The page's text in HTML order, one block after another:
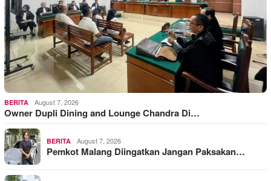
BERITA August 7, 2026
Owner Dupli Dining and Lounge Chandra Di…
BERITA August 7, 2026
Pemkot Malang Diingatkan Jangan Paksakan…